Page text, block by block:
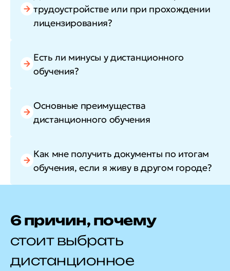
трудоустройстве или при прохождении
лицензирования?
Есть ли минусы у дистанционного
обучения?
Основные преимущества
дистанционного обучения
Как мне получить документы по итогам
обучения, если я живу в другом городе?
6 причин, почему
стоит выбрать
дистанционное